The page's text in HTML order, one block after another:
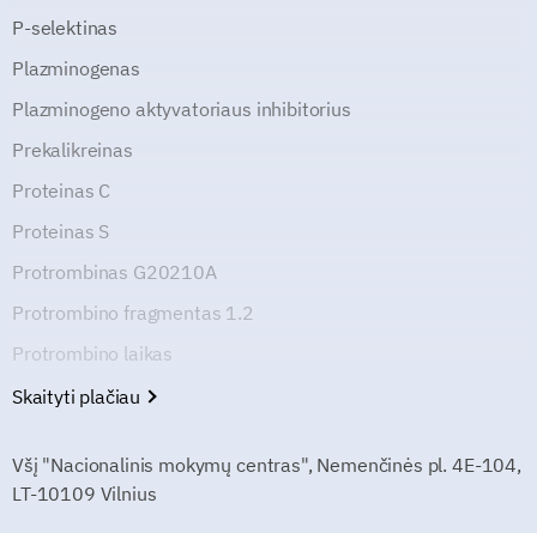
P-selektinas
Plazminogenas
Plazminogeno aktyvatoriaus inhibitorius
Prekalikreinas
Proteinas C
Proteinas S
Protrombinas G20210A
Protrombino fragmentas 1.2
Protrombino laikas
Skaityti plačiau
Všį "Nacionalinis mokymų centras", Nemenčinės pl. 4E-104,
LT-10109 Vilnius